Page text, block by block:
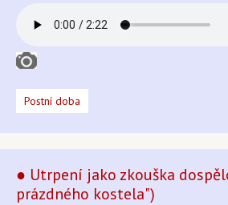
Postní doba
● Utrpení jako zkouška
prázdného kostela")